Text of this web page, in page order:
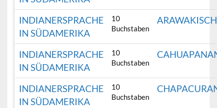
INDIANERSPRACHE
IN SÜDAMERIKA
10
Buchstaben
ARAWAKISCH
INDIANERSPRACHE
IN SÜDAMERIKA
10
Buchstaben
INDIANERSPRACHE
IN SÜDAMERIKA
10
Buchstaben